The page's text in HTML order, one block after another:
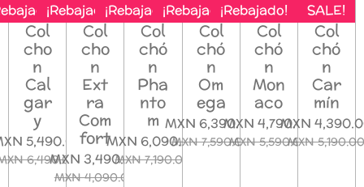
Col
cho
n
Cal
gar
y
5,490.00
6,490.00
¡Rebajado!
Col
cho
n
Ext
ra
Com
fort
MXN 3,490.00
MXN 4,090.00
¡Rebajado!
Col
chó
n
Pha
nto
m
MXN 6,090.00
MXN 7,190.00
¡Rebajado!
Col
chó
n
Om
ega
MXN 6,390.00
MXN 7,590.00
¡Rebajado!
Col
chó
n
Mon
aco
MXN 4,790.00
MXN 5,590.00
SALE!
Col
chó
n
Car
mín
MXN
MXN